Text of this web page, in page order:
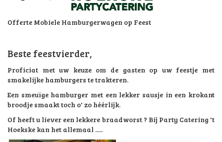
Offerte Mobiele Hamburgerwagen op Feest
Beste feestvierder,
Proficiat met uw keuze om de gasten op uw feestje met
smakelijke hamburgers te trakteren.
Een smeuïge hamburger met een lekker sausje in een krokant
broodje smaakt toch o' zo héérlijk.
Of heeft u liever een lekkere braadworst ? Bij Party Catering 't
Hoekske kan het allemaal .....